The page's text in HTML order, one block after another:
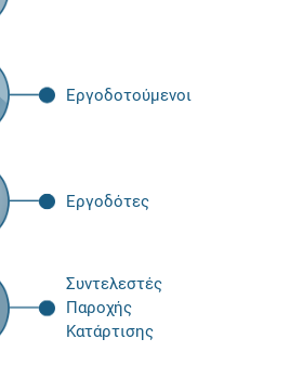
Εργοδοτούμενοι
Εργοδότες
Συντελεστές
Παροχής
Κατάρτισης